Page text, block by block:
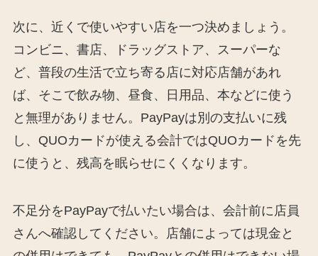
次に、近くで使いやすい店を一つ決めましょう。
コンビニ、書店、ドラッグストア、スーパーな
ど、普段の生活で立ち寄る店に対応店舗があれ
ば、そこで飲み物、昼食、日用品、本などに使う
と無理がありません。PayPayは別の支払いに残
し、QUOカードが使える会計ではQUOカードを先
に使うと、残高を眠らせにくくなります。
不足分をPayPayで払いたい場合は、会計前に店員
さんへ確認してください。店舗によっては現金と